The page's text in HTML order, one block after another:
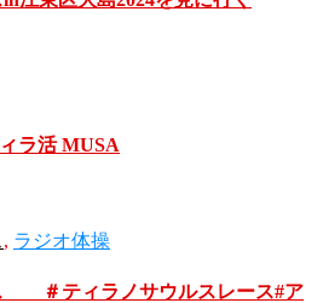
ラ活 MUSA
, ラジオ体操
＃ティラノサウルスレース#ア